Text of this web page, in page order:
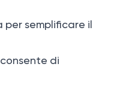
semplificare il
di